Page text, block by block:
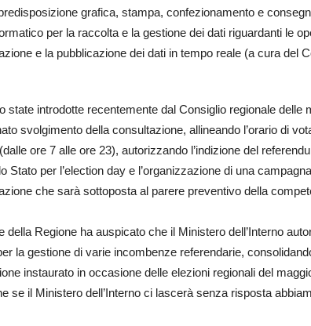
grafica, stampa, confezionamento e
per la raccolta e la gestione dei dati riguardanti le
e la pubblicazione dei dati in tempo reale (a cura del
state introdotte recentemente dal Consiglio regionale delle
svolgimento della consultazione, allineando l’orario di
ore 7 alle ore 23), autorizzando l’indizione del
Stato per l’election day e l’organizzazione di una
che sarà sottoposta al parere preventivo della
della Regione ha auspicato che il Ministero dell’Interno
la gestione di varie incombenze referendarie,
instaurato in occasione delle elezioni regionali del
se il Ministero dell’Interno ci lascerà senza risposta